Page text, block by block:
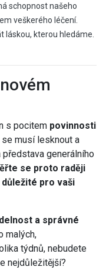
schopnost našeho
veškerého léčení.
láskou, kterou hledáme.
s pocitem povinnosti
musí lesknout a
generálního
se proto raději
pro vaši
a správné
malých,
týdnů, nebudete
nejdůležitější?